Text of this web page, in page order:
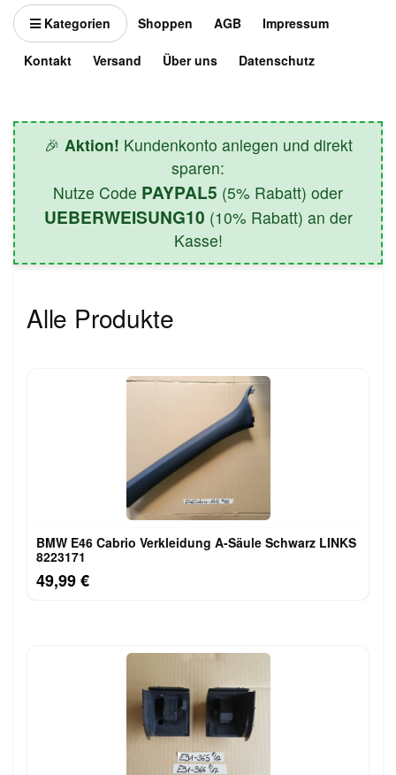
Kategorien Shoppen AGB Impressum
Kontakt Versand Über uns Datenschutz
🎉 Aktion! Kundenkonto anlegen und direkt
sparen:
Nutze Code PAYPAL5 (5% Rabatt) oder
UEBERWEISUNG10 (10% Rabatt) an der
Kasse!
Alle Produkte
BMW E46 Cabrio Verkleidung A-Säule Schwarz LINKS
8223171
49,99 €